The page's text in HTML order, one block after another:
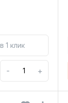
1 клик
- +